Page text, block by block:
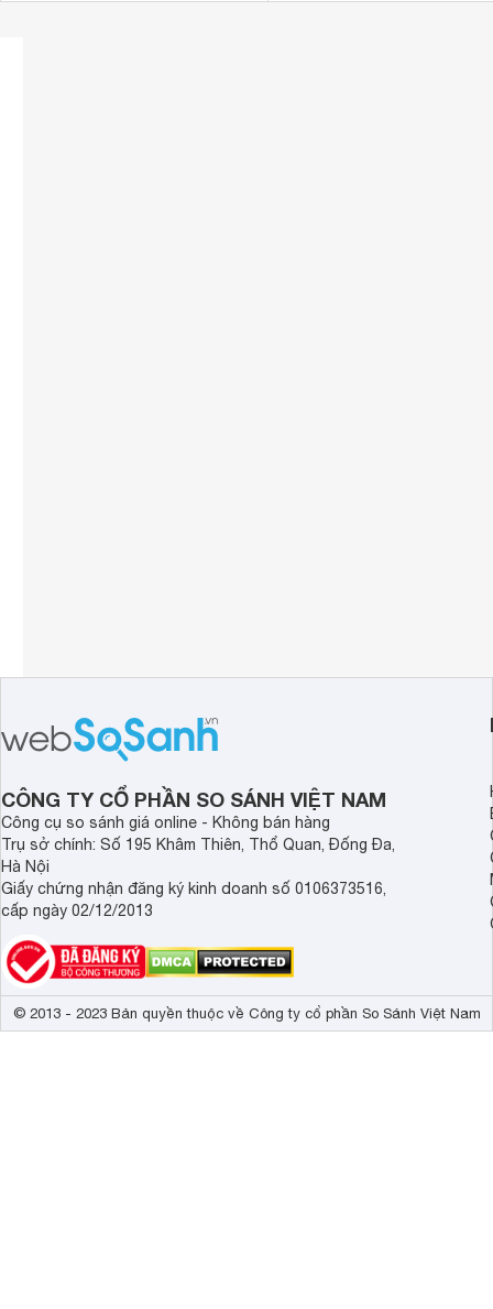
CÔNG TY CỔ PHẦN SO SÁNH VIỆT NAM
Công cụ so sánh giá online - Không bán hàng
Trụ sở chính: Số 195 Khâm Thiên, Thổ Quan, Đống Đa,
Hà Nội
Giấy chứng nhận đăng ký kinh doanh số 0106373516,
cấp ngày 02/12/2013
© 2013 - 2023 Bản quyền thuộc về Công ty cổ phần So Sánh Việt Nam